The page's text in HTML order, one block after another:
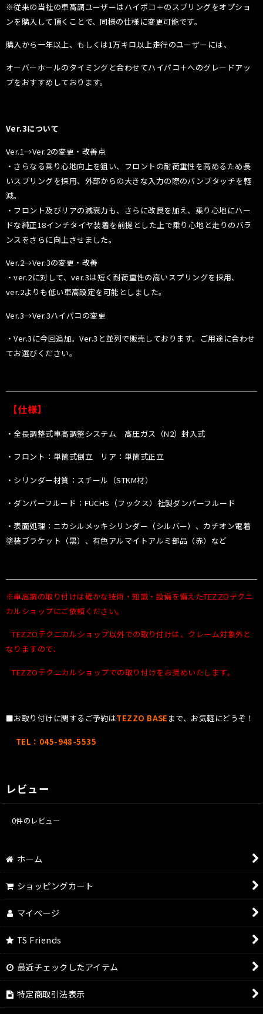
※従来の当社の車高調ユーザーはハイポコ＋のスプリングをオプショ
ンを購入して頂くことで、同様の仕様に変更可能です。
購入から一年以上、もしくは1万キロ以上走行のユーザーには、
オーバーホールのタイミングと合わせてハイパコ＋へのグレードアッ
プをおすすめしております。
Ver.3について
Ver.1→Ver.2の変更・改善点
・さらなる乗り心地向上を狙い、フロントの耐荷重性を高めるため長
いスプリングを採用、外部からの大きな入力の際のバンプタッチを軽
減。
・フロント及びリアの減衰力も、さらに改良を加え、乗り心地にハー
ドな純正18インチタイヤ装着を前提とした上で乗り心地と走りのバラ
ンスをさらに向上させました。
Ver.2→Ver.3の変更・改善
・ver.2に対して、ver.3は短く耐荷重性の高いスプリングを採用、
ver.2よりも低い車高設定を可能としました。
Ver.3→Ver.3ハイパコの変更
・Ver.3に今回追加。Ver.3と並列で販売しております。ご用途に合わせ
てお選びください。
【仕様】
・全長調整式車高調整システム 高圧ガス（N2）封入式
・フロント：単筒式倒立 リア：単筒式正立
・シリンダー材質：スチール（STKM材）
・ダンパーフルード：FUCHS（フックス）社製ダンパーフルード
・表面処理：ニカシルメッキシリンダー（シルバー）、カチオン電着
塗装ブラケット（黒）、有色アルマイトアルミ部品（赤）など
※車高調の取り付けは確かな技術・知識・設備を備えたTEZZOテクニ
カルショップにご依頼ください。
TEZZOテクニカルショップ以外での取り付けは、クレーム対象外と
なりますので、
TEZZOテクニカルショップでの取り付けをお奨めいたします。
■お取り付けに関するご予約はTEZZO BASE まで、お気軽にどうぞ！
TEL：045-948-5535
レビュー
0件のレビュー
ホーム
ショッピングカート
マイページ
TS Friends
最近チェックしたアイテム
特定商取引法表示